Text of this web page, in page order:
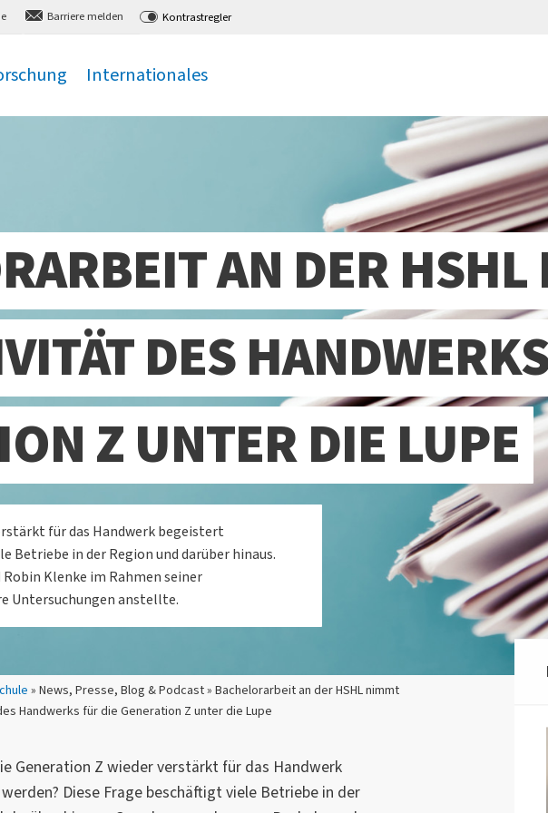
Barriere melden Kontrastregler
Internationales
» News, Presse, Blog & Podcast » Bachelorarbeit an der HSHL nimmt
Handwerks für die Generation Z unter die Lupe
AN DER
DES
Z UNTER DIE LUPE
für das Handwerk begeistert
Betriebe in der Region und darüber hinaus.
Klenke im Rahmen seiner
Untersuchungen anstellte.
Generation Z wieder verstärkt für das Handwerk
Diese Frage beschäftigt viele Betriebe in der